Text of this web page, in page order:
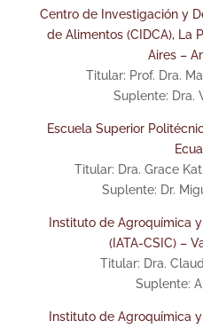
Centro de Investigación y
de Alimentos (CIDCA), La
Aires –
Titular: Prof. Dra.
Suplente: Dra.
Escuela Superior
Titular: Dra. Grace
Suplente: Dr.
Instituto de Agroquímica
(IATA-CSIC) –
Titular: Dra.
Suplente:
Instituto de Agroquímica